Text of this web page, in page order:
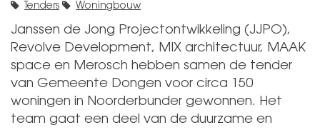
Tenders
Woningbouw
Janssen de Jong Projectontwikkeling (JJPO),
Revolve Development, MIX architectuur, MAAK
space en Merosch hebben samen de tender
van Gemeente Dongen voor circa 150
woningen in Noorderbunder gewonnen. Het
team gaat een deel van de duurzame en